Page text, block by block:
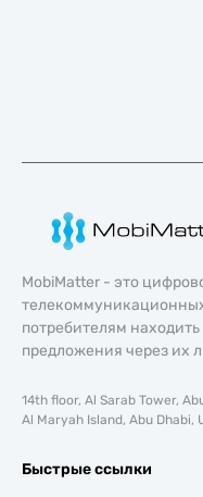
MobiMatter - это
потребителям
предложения через их
14th floor, Al Sarab Tower,
Al Maryah Island, Abu Dhabi,
Быстрые ссылки